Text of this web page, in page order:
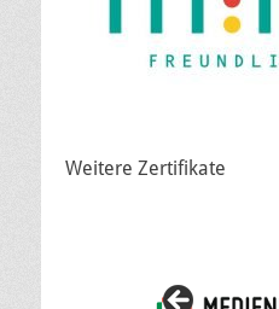
Weitere Zertifikate